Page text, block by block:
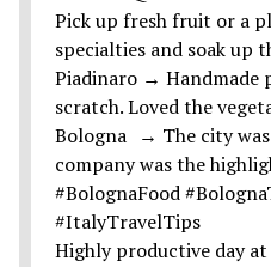
Highly productive day